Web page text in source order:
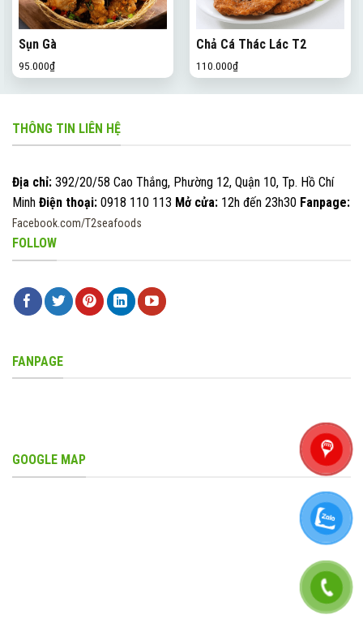
Sụn Gà
95.000₫
Chả Cá Thác Lác T2
110.000₫
THÔNG TIN LIÊN HỆ
Địa chỉ: 392/20/58 Cao Thắng, Phường 12, Quận 10, Tp. Hồ Chí
Minh Điện thoại: 0918 110 113 Mở cửa: 12h đến 23h30 Fanpage:
Facebook.com/T2seafoods
FOLLOW
FANPAGE
GOOGLE MAP